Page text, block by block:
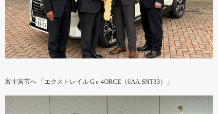
富士宮市へ 「エクストレイル G e-4ORCE（6AA-SNT33）」